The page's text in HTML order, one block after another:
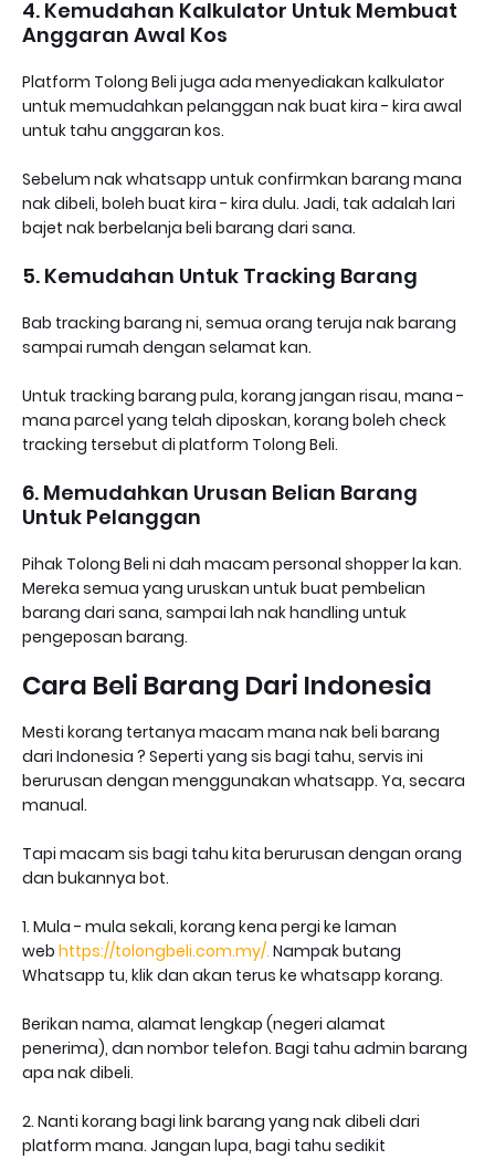
4. Kemudahan Kalkulator Untuk Membuat
Anggaran Awal Kos
Platform Tolong Beli juga ada menyediakan kalkulator
untuk memudahkan pelanggan nak buat kira - kira awal
untuk tahu anggaran kos.
Sebelum nak whatsapp untuk confirmkan barang mana
nak dibeli, boleh buat kira - kira dulu. Jadi, tak adalah lari
bajet nak berbelanja beli barang dari sana.
5. Kemudahan Untuk Tracking Barang
Bab tracking barang ni, semua orang teruja nak barang
sampai rumah dengan selamat kan.
Untuk tracking barang pula, korang jangan risau, mana -
mana parcel yang telah diposkan, korang boleh check
tracking tersebut di platform Tolong Beli.
6. Memudahkan Urusan Belian Barang
Untuk Pelanggan
Pihak Tolong Beli ni dah macam personal shopper la kan.
Mereka semua yang uruskan untuk buat pembelian
barang dari sana, sampai lah nak handling untuk
pengeposan barang.
Cara Beli Barang Dari Indonesia
Mesti korang tertanya macam mana nak beli barang
dari Indonesia ? Seperti yang sis bagi tahu, servis ini
berurusan dengan menggunakan whatsapp. Ya, secara
manual.
Tapi macam sis bagi tahu kita berurusan dengan orang
dan bukannya bot.
1. Mula - mula sekali, korang kena pergi ke laman
web https://tolongbeli.com.my/. Nampak butang
Whatsapp tu, klik dan akan terus ke whatsapp korang.
Berikan nama, alamat lengkap (negeri alamat
penerima), dan nombor telefon. Bagi tahu admin barang
apa nak dibeli.
2. Nanti korang bagi link barang yang nak dibeli dari
platform mana. Jangan lupa, bagi tahu sedikit